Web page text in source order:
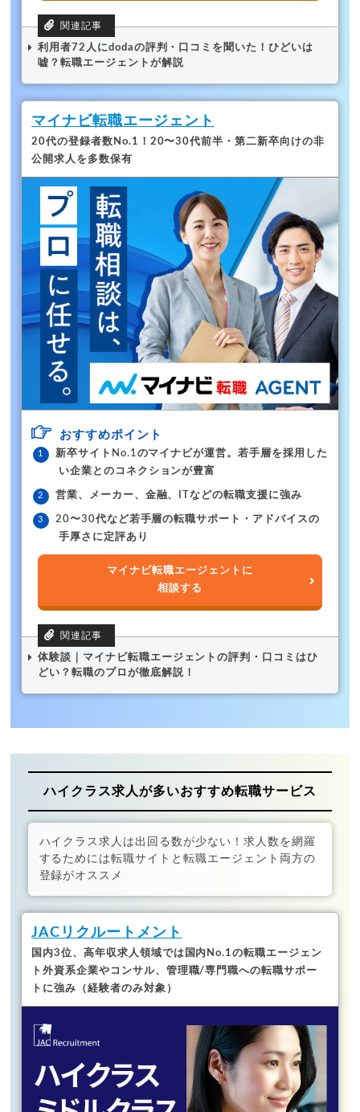
利用者72人にdodaの評判・口コミを聞いた！ひどいは
嘘？転職エージェントが解説
マイナビ転職エージェント
20代の登録者数No.1！ 20〜30代前半・第二新卒向けの非
公開求人を多数保有
おすすめポイント
新卒サイトNo.1のマイナビが運営。若手層を採用した
い企業とのコネクションが豊富
営業、メーカー、金融、ITなどの転職支援に強み
20〜30代など若手層の転職サポート・アドバイスの
手厚さに定評あり
マイナビ転職エージェントに
相談する
体験談｜マイナビ転職エージェントの評判・口コミはひ
どい？転職のプロが徹底解説！
ハイクラス求人が多いおすすめ転職サービス
ハイクラス求人は出回る数が少ない！求人数を網羅
するためには転職サイトと転職エージェント両方の
登録がオススメ
JACリクルートメント
国内3位、高年収求人領域では国内No.1の転職エージェン
ト外資系企業やコンサル、管理職/専門職への転職サポー
トに強み（経験者のみ対象）